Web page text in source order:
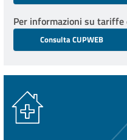
Per informazioni su
Consulta CUPWEB